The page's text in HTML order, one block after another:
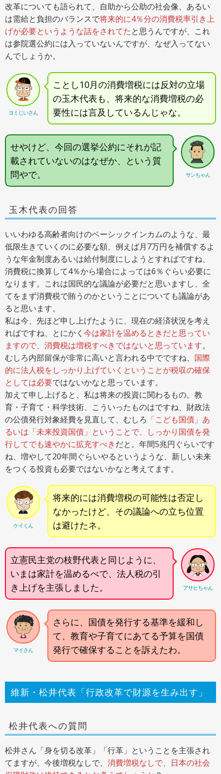
改革についても語られて、自助から公助の社会像、あるい
は需給と負担のバランスで将来的に4％分の消費税率引き上
げが必要というような話をされてたと思うんですが、これ
は参院選公約には入っていないんですが、なぜ入ってない
んでしょうか。
ヨミじいさん
ことし10月の消費増税には反対の立場
の玉木代表も、将来的な消費増税の必
要性には言及しているんじゃな。
サンちゃん
せやけど、今回の選挙公約にそれが記
載されていないのはなぜか、という質
問やで。
玉木代表の回答
いいわゆる高齢者向けのベーシックインカムのような、最
低限生きていくのに必要な額、例えば月7万円を補償するよ
うな年金制度あるいは給付制度にしようとすればですね、
消費税に換算して4％から場合によっては6％ぐらい必要に
なります。これは国民的な議論が必要だと思いますし、全
てをまず消費税で賄うのかということについても議論があ
ると思います。
私は今、先ほど申し上げたように、現在の経済状況を考え
ればですね、とにかく 今は家計を温めるときだと思ってい
ますので、消費税は増税すべきではないと思っています。
むしろ内部留保が非常に高いと言われる中でですね、 国際
的に法人税をしっかり上げていくということが税収の確保
としては必要ではないかなと思っています。
加えて申し上げると、私は将来の投資に関わるもの。教
育・子育て・科学技術、こういったものはですね、財政法
の公債発行対象経費を見直して、むしろ 「こども国債」あ
るいは「未来投資国債」ということで、しっかり国債を発
行してでも速やかに拡充すべきだと。年間5兆円ぐらいです
ね、増やして20年間ぐらいやるというような、新しい未来
をつくる投資も必要ではないかなと考えてます。
ケイくん
将来的には消費増税の可能性は否定し
なかったけど、その議論への立ち位置
は避けたネ。
アサヒちゃん
立憲民主党の枝野代表と同じように、
いまは家計を温めるべで、法人税の引
き上げを主張しました。
マイさん
さらに、国債を発行する基準を緩和し
て、教育や子育てにあてる予算を国債
発行で確保することを訴えたわ。
維新・松井代表「行政改革で財源を生み出す」
松井代表への質問
松井さん「身を切る改革」「行革」ということを主張され
てますが、今後増税なしで、 消費増税なしで、日本の社会